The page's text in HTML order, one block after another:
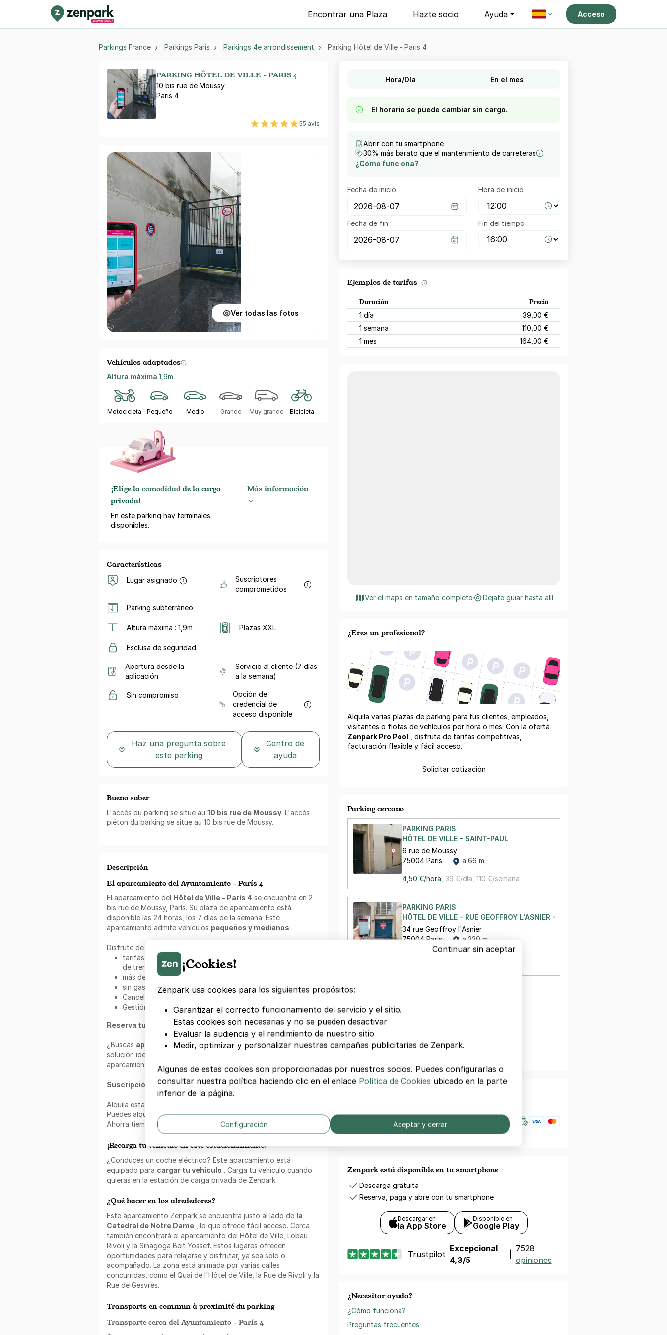
Encontrar una Plaza Hazte socio Ayuda Acceso
Parkings France Parkings Paris Parkings 4e arrondissement Parking Hôtel de Ville - Paris 4
PARKING HÔTEL DE VILLE - PARIS 4
10 bis rue de Moussy
Paris 4
55 avis
Ver todas las fotos
Vehículos adaptados
Altura máxima:1,9m
Motocicleta Pequeño Medio Grande Muy grande Bicicleta
¡Elige la comodidad de la carga
privada!
En este parking hay terminales
disponibles.
Más información
Características
Lugar asignado
Suscriptores
comprometidos
Parking subterráneo
Altura máxima : 1,9m Plazas XXL
Esclusa de seguridad
Apertura desde la
aplicación
Servicio al cliente (7 días
a la semana)
Sin compromiso
Opción de
credencial de
acceso disponible
Haz una pregunta sobre
este parking
Centro de
ayuda
Bueno saber
L'accès du parking se situe au 10 bis rue de Moussy. L'accès
piéton du parking se situe au 10 bis rue de Moussy.
Descripción
El aparcamiento del Ayuntamiento - París 4
El aparcamiento del Hôtel de Ville - París 4 se encuentra en 2
bis rue de Moussy, París. Su plaza de aparcamiento está
disponible las 24 horas, los 7 días de la semana. Este
aparcamiento admite vehículos pequeños y medianos .
Disfrute de los beneficios
tarifas ventajosas en el centro de las ciudades, estaciones
de tren y aeropuertos en toda Francia y Bélgica;
más de un millón de miembros satisfechos;
sin gastos de reserva;
Cancelación gratuita;
Gestión simplificada a través de la aplicación móvil.
Reserva tu plaza de parking con Zenpark:
¿Buscas aparcamiento cerca por unas horas?Zenpark es la
solución ideal para aparcar cerca de casa. Accede a tu
aparcamiento con un solo clic, sin complicaciones.
Suscripción mensual a Zenpark:
Alquila esta plaza de aparcamiento con una suscripción mensual.
Puedes alquilarla por un periodo prolongado con esta opción.
Ahorra tiempo y dinero con este plan.
¡Recarga tu vehículo en este estacionamiento!
¿Conduces un coche eléctrico? Este aparcamiento está
equipado para cargar tu vehículo . Carga tu vehículo cuando
quieras en la estación de carga privada de Zenpark.
¿Qué hacer en los alrededores?
Este aparcamiento Zenpark se encuentra justo al lado de la
Catedral de Notre Dame , lo que ofrece fácil acceso. Cerca
también encontrará el aparcamiento del Hôtel de Ville, Lobau
Rivoli y la Sinagoga Beit Yossef. Estos lugares ofrecen
oportunidades para relajarse y disfrutar, ya sea solo o
acompañado. La zona está animada por varias calles
concurridas, como el Quai de l'Hôtel de Ville, la Rue de Rivoli y la
Rue de Gesvres.
Transports en commun à proximité du parking
Transporte cerca del Ayuntamiento - París 4
En el mes
Hora/Día
El horario se puede cambiar sin cargo.
Abrir con tu smartphone
30% más barato que el mantenimiento de carreteras
¿Cómo funciona?
Fecha de inicio Hora de inicio
Fecha de fin Fin del tiempo
Ejemplos de tarifas
Duración
Precio
1 día
39,00 €
1 semana
110,00 €
1 mes
164,00 €
Ver el mapa en tamaño completo Déjate guiar hasta allí
¿Eres un profesional?
Alquila varias plazas de parking para tus clientes, empleados,
visitantes o flotas de vehículos por hora o mes. Con la oferta
Zenpark Pro Pool , disfruta de tarifas competitivas,
facturación flexible y fácil acceso.
Solicitar cotización
Parking cercano
PARKING PARIS
HÔTEL DE VILLE - SAINT-PAUL
6 rue de Moussy
75004 Paris
a 66 m
4,50 €/hora 39 €/día, 110 €/semana
PARKING PARIS
HÔTEL DE VILLE - RUE GEOFFROY L'ASNIER - PARIS 4
34 rue Geoffroy l'Asnier
75004 Paris
a 330 m
Sin gastos de reserva
Cancelación gratuita
(Bajo condiciones)
Zenpark está disponible en tu smartphone
Descarga gratuita
Reserva, paga y abre con tu smartphone
Descargar en
la App Store
Disponible en
Google Play
Trustpilot
Excepcional
4,3/5
7528
opiniones
¿Necesitar ayuda?
¿Cómo funciona?
Preguntas frecuentes
Continuar sin aceptar
¡Cookies!
Zenpark usa cookies para los siguientes propósitos:
Garantizar el correcto funcionamiento del servicio y el sitio.
Estas cookies son necesarias y no se pueden desactivar
Evaluar la audiencia y el rendimiento de nuestro sitio
Medir, optimizar y personalizar nuestras campañas publicitarias de Zenpark.
Algunas de estas cookies son proporcionadas por nuestros socios. Puedes configurarlas o
consultar nuestra política haciendo clic en el enlace Política de Cookies ubicado en la parte
inferior de la página.
Configuración Aceptar y cerrar